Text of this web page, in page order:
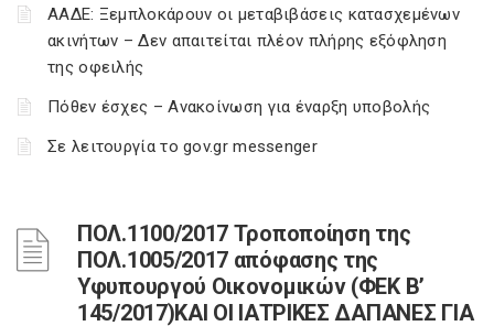
ΑΑΔΕ: Ξεμπλοκάρουν οι μεταβιβάσεις κατασχεμένων
ακινήτων – Δεν απαιτείται πλέον πλήρης εξόφληση
της οφειλής
Πόθεν έσχες – Ανακοίνωση για έναρξη υποβολής
Σε λειτουργία το gov.gr messenger
ΠΟΛ.1100/2017 Τροποποίηση της
ΠΟΛ.1005/2017 απόφασης της
Υφυπουργού Οικονομικών (ΦΕΚ Β’
145/2017)ΚΑΙ ΟΙ ΙΑΤΡΙΚΕΣ ΔΑΠΑΝΕΣ ΓΙΑ